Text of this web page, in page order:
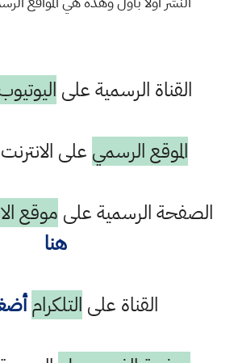
القناة الرسمية على
الموقع الرسمي على
الصفحة الرسمية على موقع
هنا
القناة على التلكرام